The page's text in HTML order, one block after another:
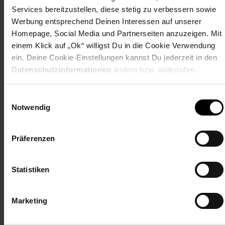
Services bereitzustellen, diese stetig zu verbessern sowie
Werbung entsprechend Deinen Interessen auf unserer
Homepage, Social Media und Partnerseiten anzuzeigen. Mit
einem Klick auf „Ok“ willigst Du in die Cookie Verwendung
ein. Deine Cookie-Einstellungen kannst Du jederzeit in den
Datenschutzinformationen ändern bzw. widerrufen.
Notwendig
Präferenzen
Statistiken
Marketing
Die Bank kann je nach Witterung nach ein bis zwei Tagen
wieder genutzt werden.
Stellmaß: L210xB210xH64 cm
Material: Akazie, geölt, Teak-Optik. Stahl, pulverbeschichtet, schwarz.
Artikelmaße:
2 × Sofa B124×H64×T78 cm
Tisch L80×B80×H34 cm
Max. Belastbarkeit 210 kg pro Bank,
Artikelnummer: 2724402000